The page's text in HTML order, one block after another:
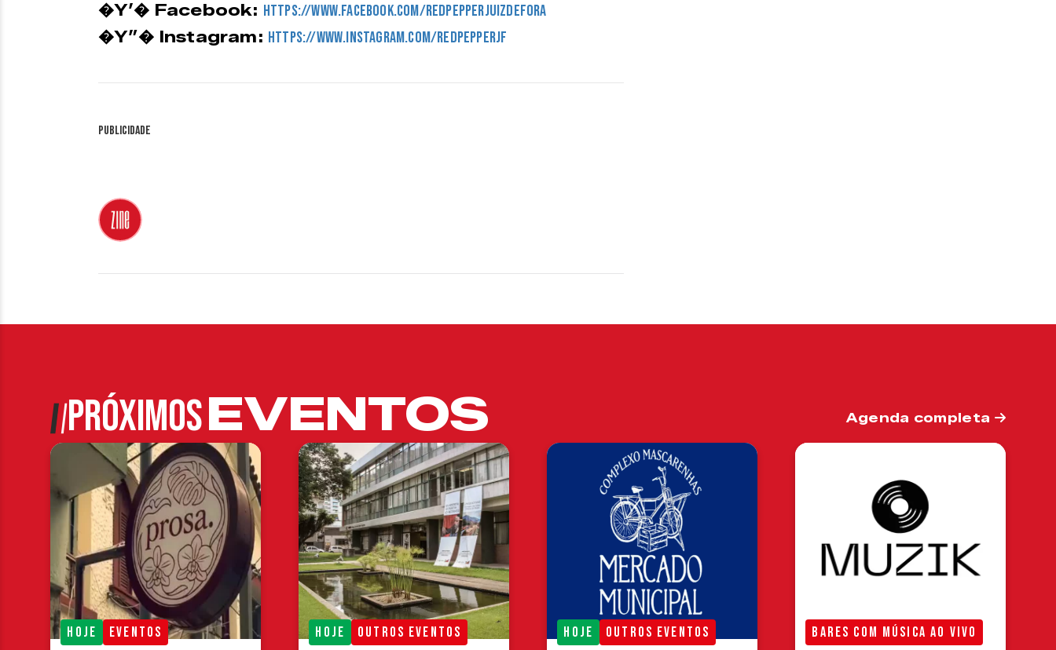
�Y’� Facebook: https://www.facebook.com/redpepperjuizdefora
�Y”� Instagram: https://www.instagram.com/redpepperjf
Publicidade
PRÓXIMOSEVENTOS Agenda completa
HOJE EVENTOS HOJE OUTROS EVENTOS HOJE OUTROS EVENTOS BARES COM MÚSICA AO VIVO